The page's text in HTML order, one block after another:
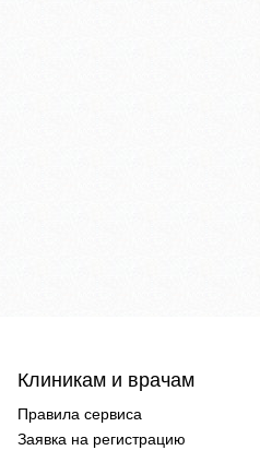
Клиникам и врачам
Правила сервиса
Заявка на регистрацию